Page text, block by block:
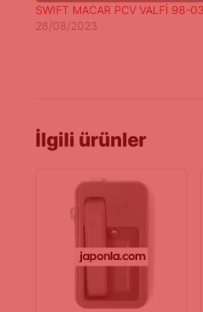
SWIFT MACAR PCV VALFİ 98-
28/08/2023
İlgili ürünler